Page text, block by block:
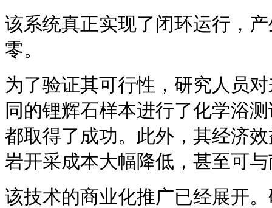
该系统真正实现了闭环运行，
零。
为了验证其可行性，研究人员
同的锂辉石样本进行了化学浴
都取得了成功。此外，其经济
岩开采成本大幅降低，甚至可
该技术的商业化推广已经展开